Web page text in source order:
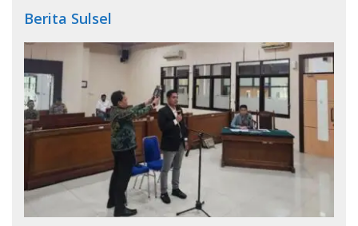
Berita Sulsel